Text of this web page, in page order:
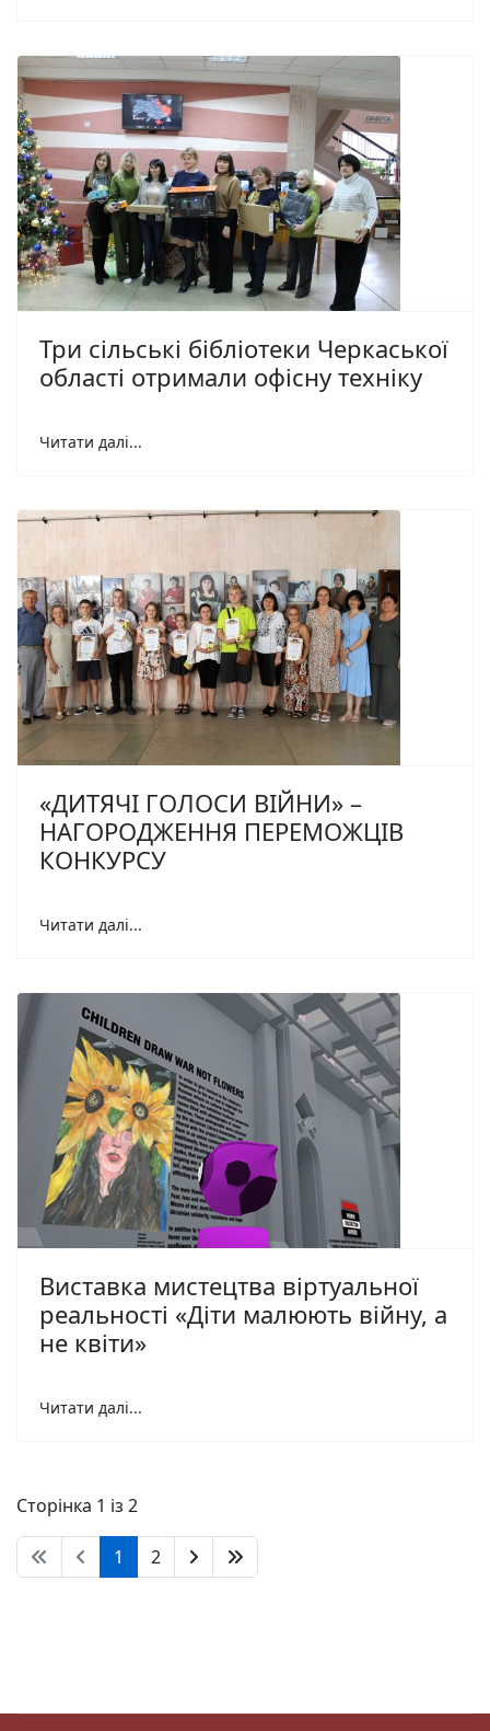
Три сільські бібліотеки Черкаської
області отримали офісну техніку
Читати далі...
«ДИТЯЧІ ГОЛОСИ ВІЙНИ» –
НАГОРОДЖЕННЯ ПЕРЕМОЖЦІВ
КОНКУРСУ
Читати далі...
Виставка мистецтва віртуальної
реальності «Діти малюють війну, а
не квіти»
Читати далі...
Сторінка 1 із 2
1 2